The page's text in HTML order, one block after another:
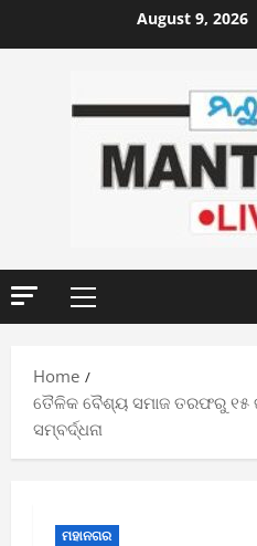
August 9, 2026
Primary
Home
ତୈଳିକ ବୈଶ୍ୟ ସମାଜ ତରଫରୁ ୧୫
ସମ୍ବର୍ଦ୍ଧନା
ମହାନଗର